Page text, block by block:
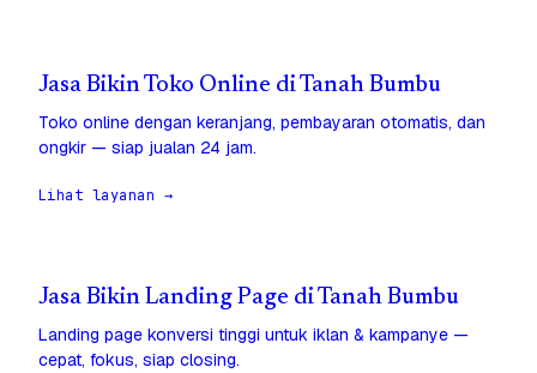
Jasa Bikin Toko Online di Tanah Bumbu
Toko online dengan keranjang, pembayaran otomatis, dan
ongkir — siap jualan 24 jam.
Lihat layanan →
Jasa Bikin Landing Page di Tanah Bumbu
Landing page konversi tinggi untuk iklan & kampanye —
cepat, fokus, siap closing.